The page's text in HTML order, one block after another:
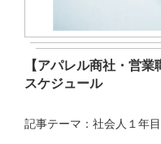
【アパレル商社・営
スケジュール
記事テーマ：社会人１年